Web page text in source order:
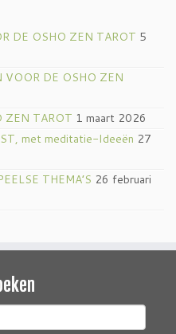
DE OSHO ZEN TAROT 5
VOOR DE OSHO ZEN
ZEN TAROT 1 maart 2026
met meditatie-Ideeën 27
THEMA’S 26 februari